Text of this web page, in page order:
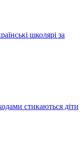
школярі за
стикаються діти